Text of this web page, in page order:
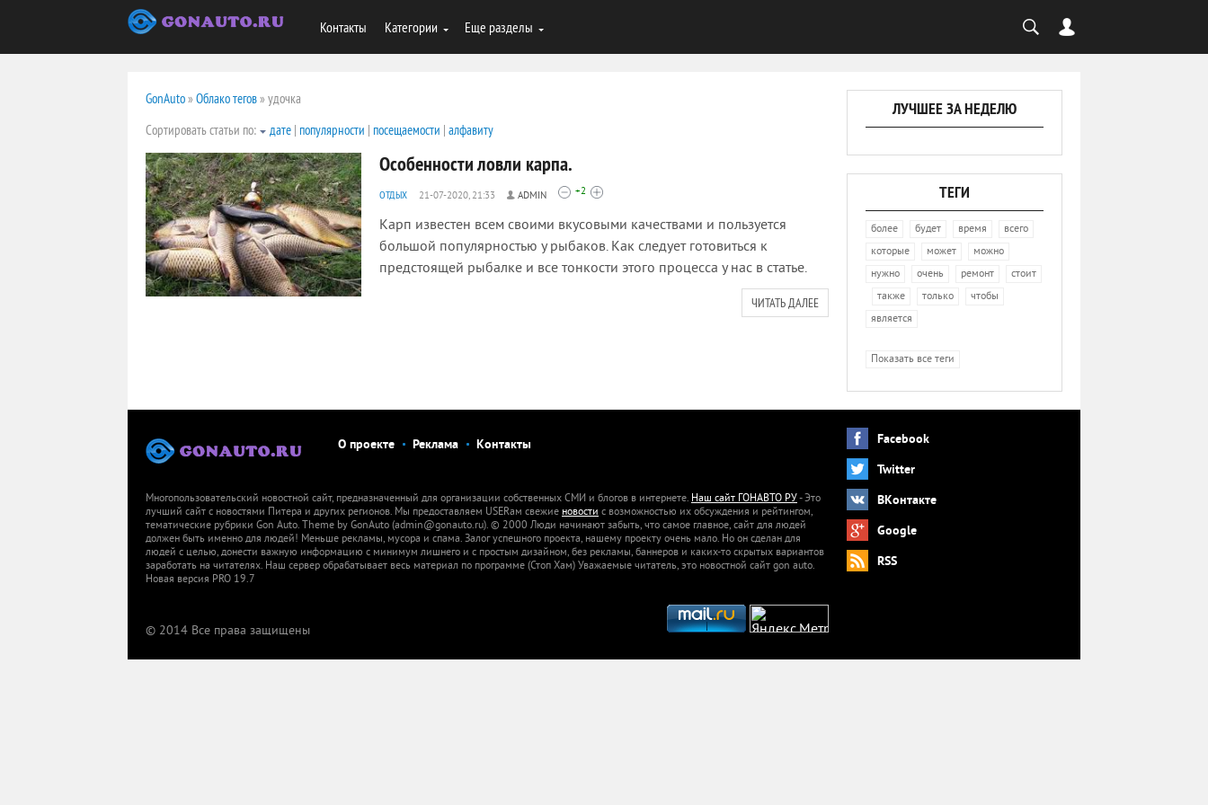
Контакты Категории Еще разделы
GonAuto» Облако тегов» удочка
Сортировать статьи по:
дате | популярности | посещаемости | алфавиту
Особенности ловли карпа.
ОТДЫХ 21-07-2020, 21:33 ADMIN +2
Карп известен всем своими вкусовыми качествами и пользуется
большой популярностью у рыбаков. Как следует готовиться к
предстоящей рыбалке и все тонкости этого процесса у нас в статье.
ЧИТАТЬ ДАЛЕЕ
ЛУЧШЕЕ ЗА НЕДЕЛЮ
ТЕГИ
более будет время всего
которые может можно
нужно очень ремонт стоит
также только чтобы
является
Показать все теги
О проекте Реклама Контакты
Многопользовательский новостной сайт, предназначенный для организации собственных СМИ и блогов в интернете. Наш сайт ГОНАВТО РУ- Это
лучший сайт с новостями Питера и других регионов. Мы предоставляем USERам свежие новости с возможностью их обсуждения и рейтингом,
тематические рубрики Gon Auto. Theme by GonAuto (admin@gonauto.ru). © 2000 Люди начинают забыть, что самое главное, сайт для людей
должен быть именно для людей! Меньше рекламы, мусора и спама. Залог успешного проекта, нашему проекту очень мало. Но он сделан для
людей с целью, донести важную информацию с минимум лишнего и с простым дизайном, без рекламы, баннеров и каких-то скрытых вариантов
заработать на читателях. Наш сервер обрабатывает весь материал по программе (Стоп Хам) Уважаемые читатель, это новостной сайт gon auto.
Новая версия PRO 19.7
© 2014 Все права защищены
Facebook
Twitter
ВКонтакте
Google
RSS